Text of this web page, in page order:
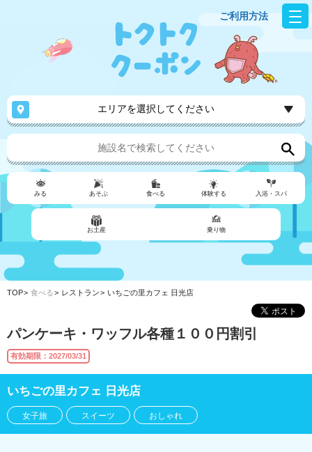
ご利用方法
エリアを選択してください
みる あそぶ 食べる 体験する 入浴・スパ
お土産 乗り物
TOP 食べる レストラン いちごの里カフェ 日光店
パンケーキ・ワッフル各種１００円割引
有効期限：2027/03/31
いちごの里カフェ 日光店
女子旅 スイーツ おしゃれ